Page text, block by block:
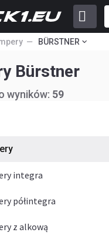
BÜRSTNER
Bürstner
wyników: 59
integra
półintegra
z alkową